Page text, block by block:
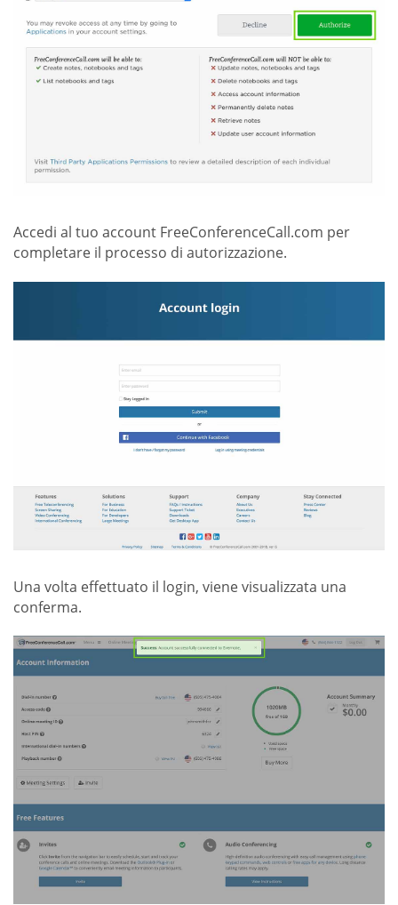
Accedi al tuo account FreeConferenceCall.com per
completare il processo di autorizzazione.
Una volta effettuato il login, viene visualizzata una
conferma.